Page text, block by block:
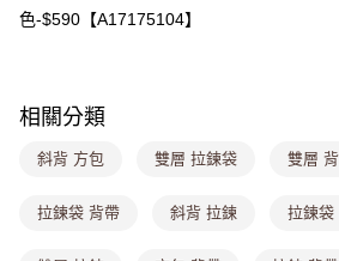
1.本服務由台灣大哥大提供，台灣大哥大用戶可
2.付款方式選擇「大哥付你分期」，訂單成立後
4.訂單成立30分鐘內，如未前往確認交易或遇審
法說明評估內容。
1.分期款項不併入電信帳單，「大哥付你分期」
醒簡訊。
全家取貨付款
每筆NT$80，滿NT$1,000(含以上)免運費
色-$590【A17175104】
相關分類
斜背 方包 雙層 拉鍊袋 雙層
拉鍊袋 背帶 斜背 拉鍊 拉鍊袋